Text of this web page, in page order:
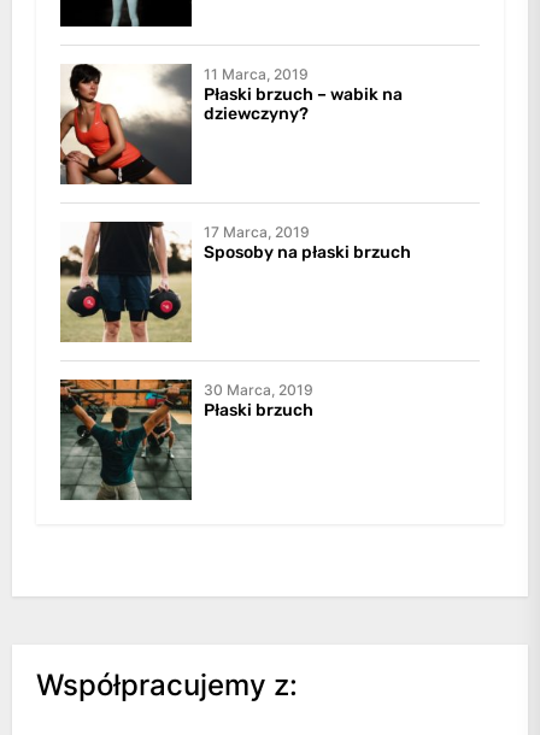
11 Marca, 2019
Płaski brzuch – wabik na
dziewczyny?
17 Marca, 2019
Sposoby na płaski brzuch
30 Marca, 2019
Płaski brzuch
Współpracujemy z: